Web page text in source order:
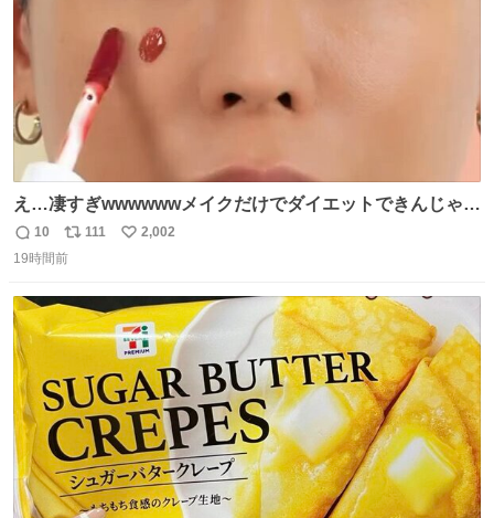
え…凄すぎwwwwwwメイクだけでダイエットできんじゃん
😭
返
信
10
リ
ポ
ト
数
111
い
数
2,002
19時間前